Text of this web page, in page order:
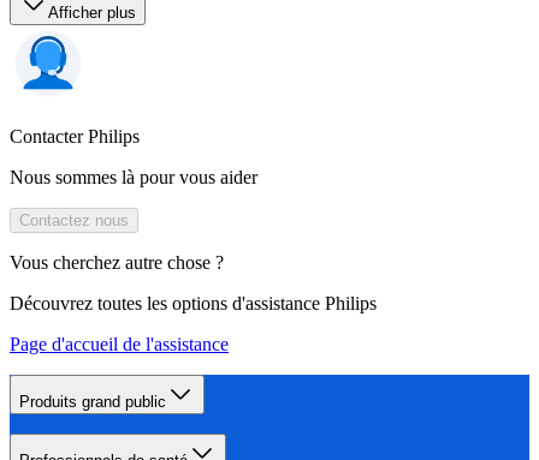
Afficher plus
Contacter Philips
Nous sommes là pour vous aider
Contactez nous
Vous cherchez autre chose ?
Découvrez toutes les options d'assistance Philips
Page d'accueil de l'assistance
Produits grand public